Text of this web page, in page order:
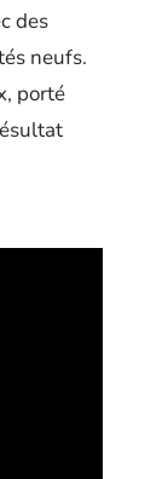
des
neufs.
porté